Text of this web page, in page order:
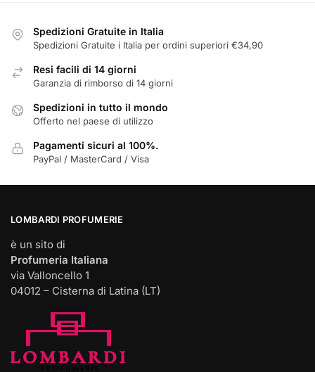
scelte
nella
del
Spedizioni Gratuite in Italia
Spedizioni Gratuite i Italia per ordini superiori €34,90
Resi facili di 14 giorni
Garanzia di rimborso di 14 giorni
Spedizioni in tutto il mondo
Offerto nel paese di utilizzo
Pagamenti sicuri al 100%.
PayPal / MasterCard / Visa
LOMBARDI PROFUMERIE
è un sito di
Profumeria Italiana
via Valloncello 1
04012 – Cisterna di Latina (LT)